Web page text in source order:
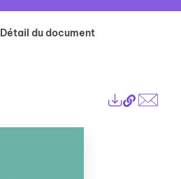
Détail du document
Lien